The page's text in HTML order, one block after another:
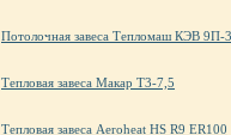
Потолочная завеса Тепломаш КЭВ 9П-
Тепловая завеса Макар Т3-7,5
Тепловая завеса Aeroheat HS R9 ER100